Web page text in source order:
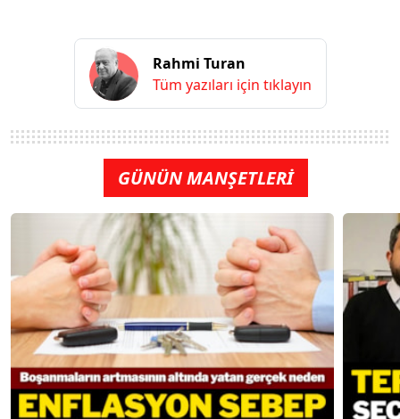
Rahmi Turan
Tüm yazıları için tıklayın
GÜNÜN MANŞETLERİ